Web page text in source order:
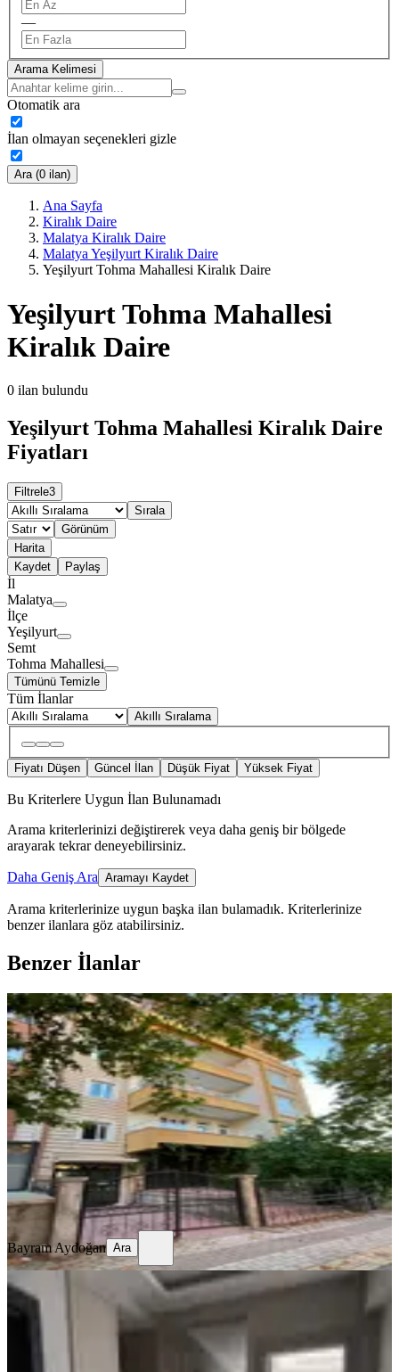
—
Arama Kelimesi
Otomatik ara
İlan olmayan seçenekleri gizle
Ara (0 ilan)
Ana Sayfa
Kiralık Daire
Malatya Kiralık Daire
Malatya Yeşilyurt Kiralık Daire
Yeşilyurt Tohma Mahallesi Kiralık Daire
Yeşilyurt Tohma Mahallesi
Kiralık Daire
0 ilan bulundu
Yeşilyurt Tohma Mahallesi Kiralık Daire
Fiyatları
Filtrele3
Sırala
Görünüm
Harita
Kaydet
Paylaş
İl
Malatya
İlçe
Yeşilyurt
Semt
Tohma Mahallesi
Tümünü Temizle
Tüm İlanlar
Akıllı Sıralama
Fiyatı Düşen Güncel İlan Düşük Fiyat Yüksek Fiyat
Bu Kriterlere Uygun İlan Bulunamadı
Arama kriterlerinizi değiştirerek veya daha geniş bir bölgede
arayarak tekrar deneyebilirsiniz.
Daha Geniş Ara Aramayı Kaydet
Arama kriterlerinize uygun başka ilan bulamadık. Kriterlerinize
benzer ilanlara göz atabilirsiniz.
Benzer İlanlar
YENİ
Özalperde Yeni Devlet Hastanesine
Yakın 3+1 Aileye Uygun Daire
Yeşilyurt, Özalper Mahallesi
3+1 ·148 m²·1. Kat·08.08.2026
25.000 ₺
Bayram Aydoğan
Ara
Bayram Aydoğan Ara
Altın Kayısı Güngör Arası Ultra Lüks
Daire Güven Emlak'tan
Yeşilyurt, Karakavak Mahallesi